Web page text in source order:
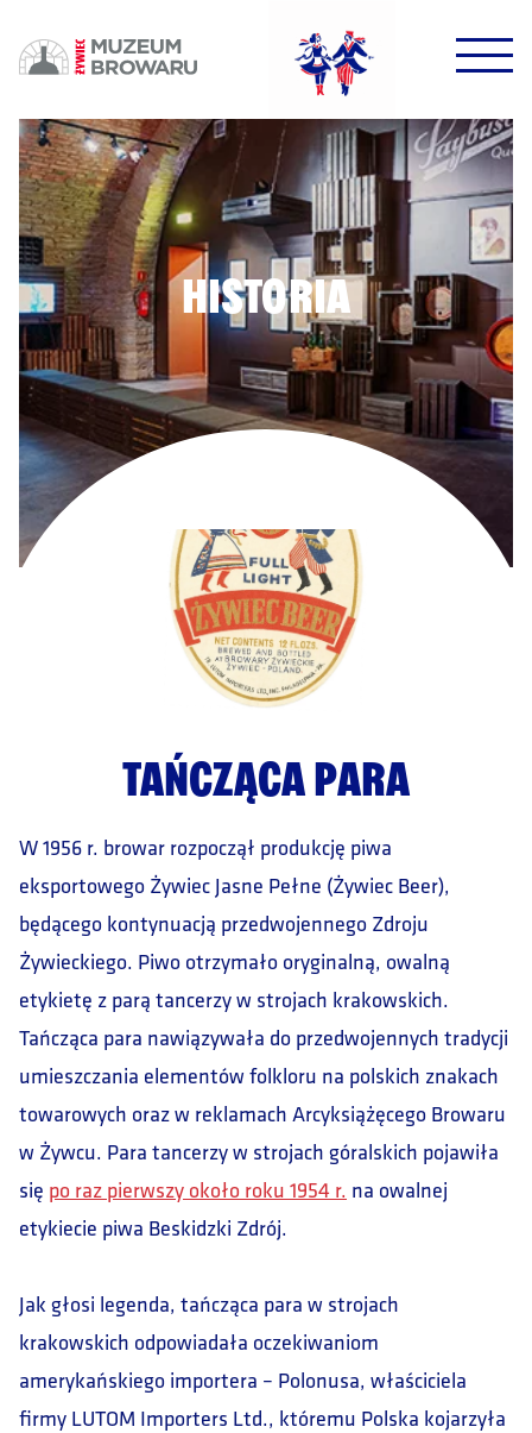
DOWODZIKI DO KONTROLI!
POTWIERDŹ
HISTORIA
TAŃCZĄCA PARA
W 1956 r. browar rozpoczął produkcję piwa
eksportowego Żywiec Jasne Pełne (Żywiec Beer),
będącego kontynuacją przedwojennego Zdroju
Żywieckiego. Piwo otrzymało oryginalną, owalną
etykietę z parą tancerzy w strojach krakowskich.
Tańcząca para nawiązywała do przedwojennych tradycji
umieszczania elementów folkloru na polskich znakach
towarowych oraz w reklamach Arcyksiążęcego Browaru
w Żywcu. Para tancerzy w strojach góralskich pojawiła
się po raz pierwszy około roku 1954 r. na owalnej
etykiecie piwa Beskidzki Zdrój.
Jak głosi legenda, tańcząca para w strojach
krakowskich odpowiadała oczekiwaniom
amerykańskiego importera – Polonusa, właściciela
firmy LUTOM Importers Ltd., któremu Polska kojarzyła